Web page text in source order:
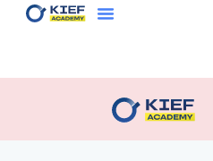
Don’t have an